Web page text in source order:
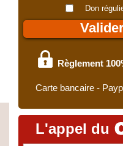
Don
Règlement
Carte bancaire -
L'appel du